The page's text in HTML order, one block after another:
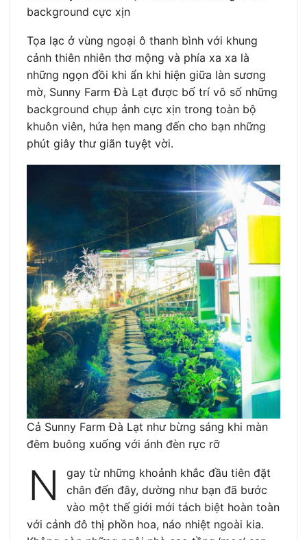
background cực xịn
Tọa lạc ở vùng ngoại ô thanh bình với khung
cảnh thiên nhiên thơ mộng và phía xa xa là
những ngọn đồi khi ẩn khi hiện giữa làn sương
mờ, Sunny Farm Đà Lạt được bố trí vô số những
background chụp ảnh cực xịn trong toàn bộ
khuôn viên, hứa hẹn mang đến cho bạn những
phút giây thư giãn tuyệt vời.
Cả Sunny Farm Đà Lạt như bừng sáng khi màn
đêm buông xuống với ánh đèn rực rỡ
N
gay từ những khoảnh khắc đầu tiên đặt
chân đến đây, dường như bạn đã bước
vào một thế giới mới tách biệt hoàn toàn
với cảnh đô thị phồn hoa, náo nhiệt ngoài kia.